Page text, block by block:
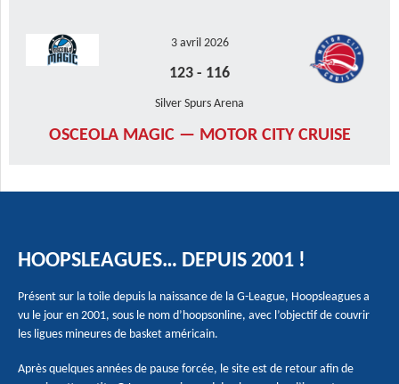
3 avril 2026
123 - 116
Silver Spurs Arena
OSCEOLA MAGIC — MOTOR CITY CRUISE
HOOPSLEAGUES… DEPUIS 2001 !
Présent sur la toile depuis la naissance de la G-League, Hoopsleagues a
vu le jour en 2001, sous le nom d’hoopsonline, avec l’objectif de couvrir
les ligues mineures de basket américain.
Après quelques années de pause forcée, le site est de retour afin de